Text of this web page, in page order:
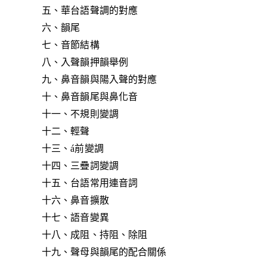
五、華台語聲調的對應
六、韻尾
七、音節結構
八、入聲韻押韻舉例
九、鼻音韻與陽入聲的對應
十、鼻音韻尾與鼻化音
十一、不規則變調
十二、輕聲
十三、á前變調
十四、三疊詞變調
十五、台語常用連音詞
十六、鼻音擴散
十七、語音變異
十八、成阻、持阻、除阻
十九、聲母與韻尾的配合關係